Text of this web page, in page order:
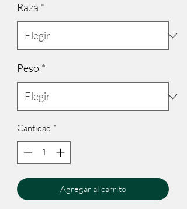
Raza *
Peso *
Cantidad *
Agregar al carrito